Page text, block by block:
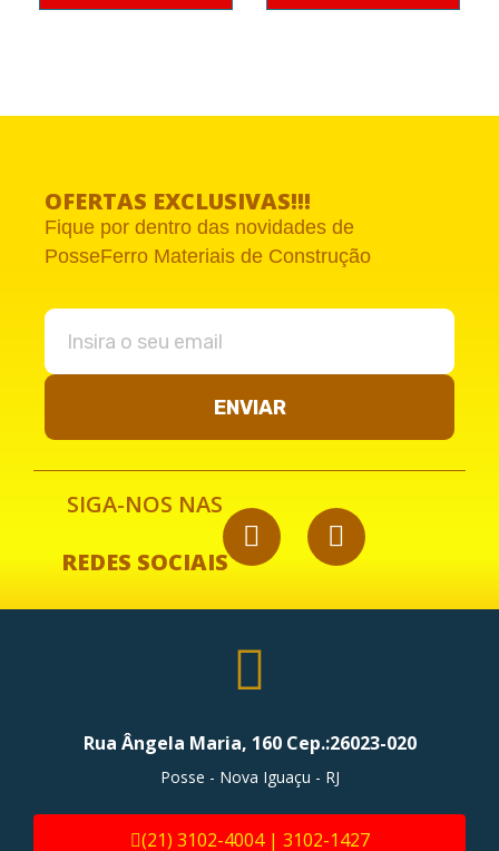
OFERTAS EXCLUSIVAS!!!
Fique por dentro das novidades de
PosseFerro Materiais de Construção
ENVIAR
SIGA-NOS NAS
REDES SOCIAIS
Rua Ângela Maria, 160 Cep.:26023-020
Posse - Nova Iguaçu - RJ
(21) 3102-4004 | 3102-1427